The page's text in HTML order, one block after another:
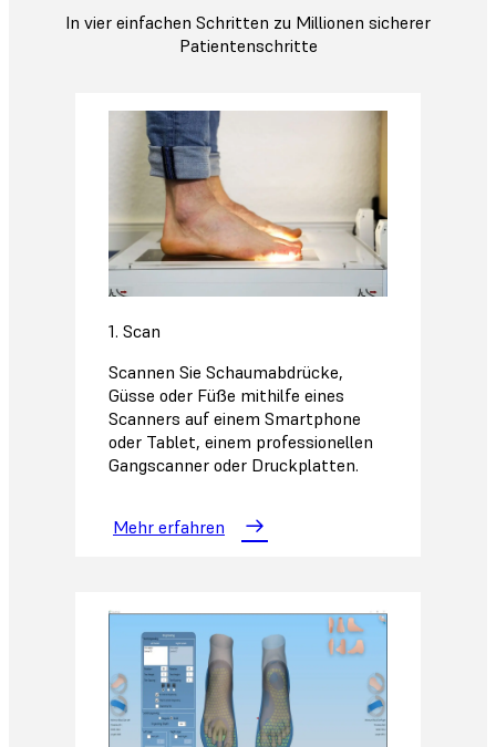
In vier einfachen Schritten zu Millionen sicherer
Patientenschritte
1. Scan
Scannen Sie Schaumabdrücke,
Güsse oder Füße mithilfe eines
Scanners auf einem Smartphone
oder Tablet, einem professionellen
Gangscanner oder Druckplatten.
Mehr erfahren